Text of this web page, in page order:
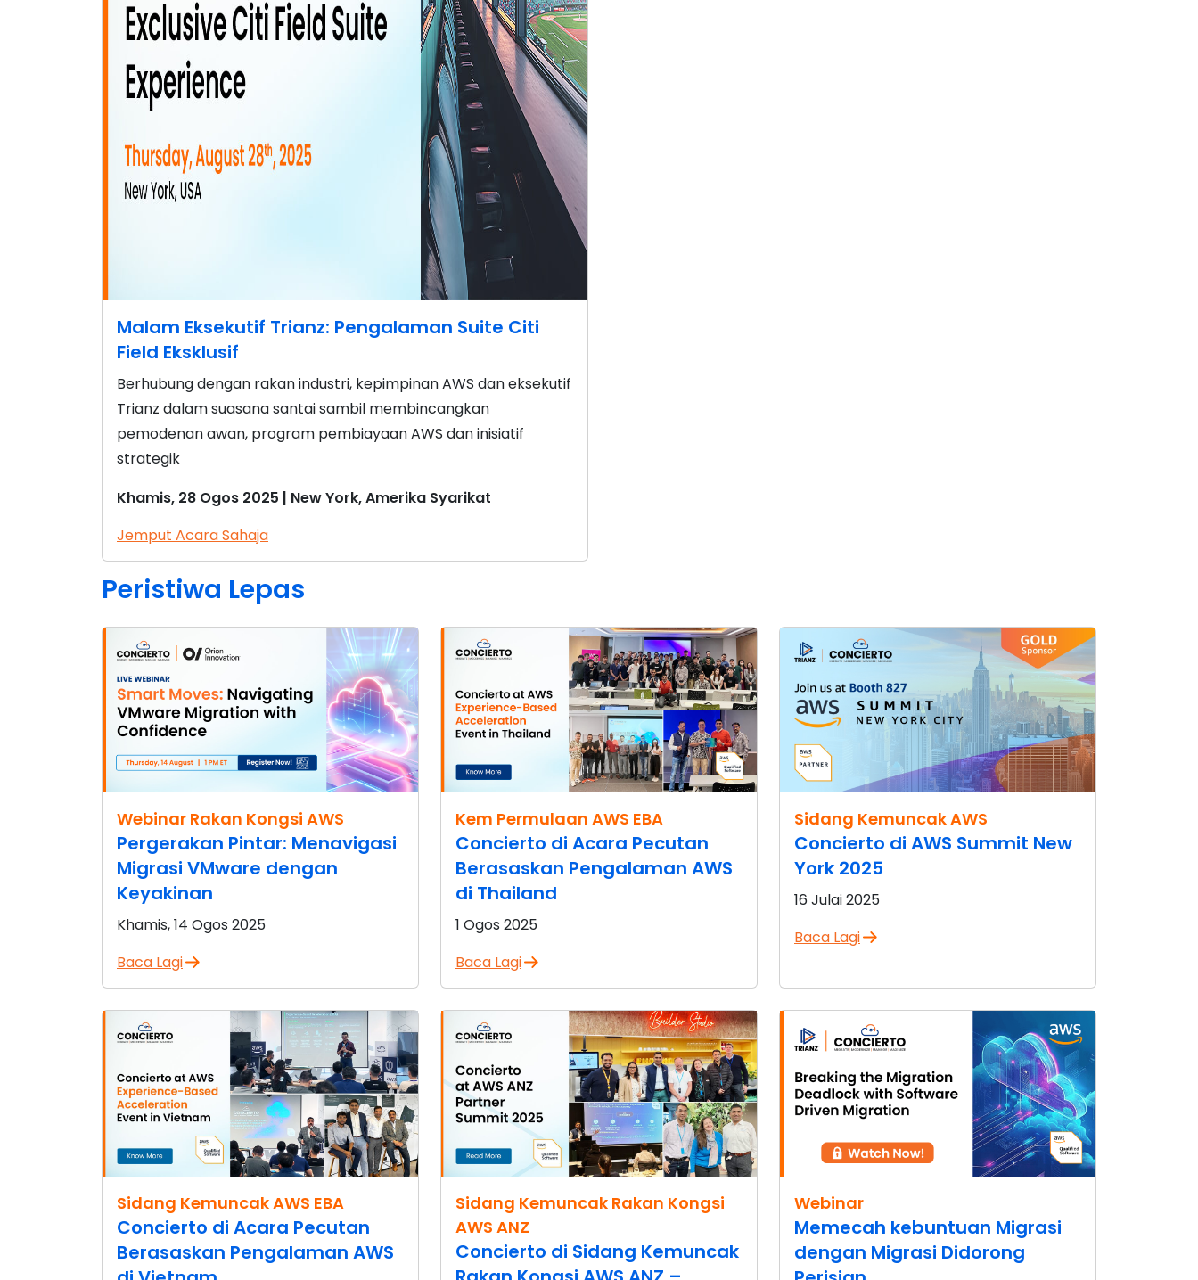
Malam Eksekutif Trianz: Pengalaman Suite Citi
Field Eksklusif
Berhubung dengan rakan industri, kepimpinan AWS dan eksekutif
Trianz dalam suasana santai sambil membincangkan
pemodenan awan, program pembiayaan AWS dan inisiatif
strategik
Khamis, 28 Ogos 2025 | New York, Amerika Syarikat
Jemput Acara Sahaja
Peristiwa Lepas
Webinar Rakan Kongsi AWS
Pergerakan Pintar: Menavigasi
Migrasi VMware dengan
Keyakinan
Khamis, 14 Ogos 2025
Baca Lagi
Kem Permulaan AWS EBA
Concierto di Acara Pecutan
Berasaskan Pengalaman AWS
di Thailand
1 Ogos 2025
Baca Lagi
Sidang Kemuncak AWS
Concierto di AWS Summit New
York 2025
16 Julai 2025
Baca Lagi
Sidang Kemuncak AWS EBA
Concierto di Acara Pecutan
Berasaskan Pengalaman AWS
Sidang Kemuncak Rakan Kongsi
AWS ANZ
Concierto di Sidang Kemuncak
Webinar
Memecah kebuntuan Migrasi
dengan Migrasi Didorong